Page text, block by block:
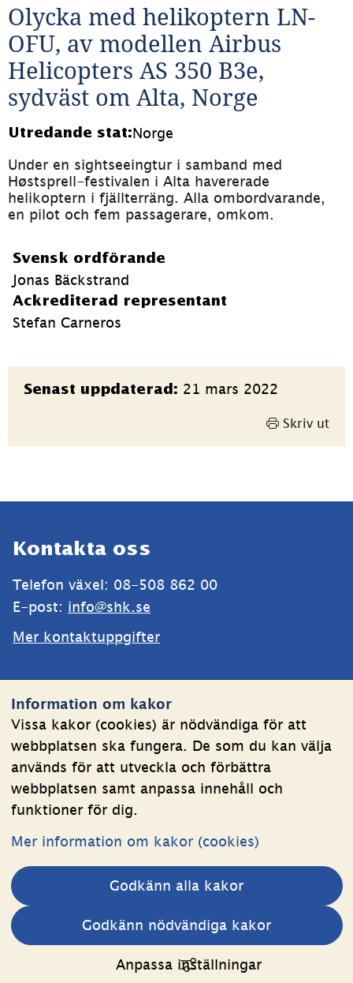
Information om kakor
Vissa kakor (cookies) är nödvändiga för att
webbplatsen ska fungera. De som du kan välja
används för att utveckla och förbättra
webbplatsen samt anpassa innehåll och
funktioner för dig.
Mer information om kakor (cookies)
Godkänn alla kakor
Godkänn nödvändiga kakor
Anpassa inställningar
Olycka med helikoptern LN-
OFU, av modellen Airbus
Helicopters AS 350 B3e,
sydväst om Alta, Norge
Utredande stat:Norge
Under en sightseeingtur i samband med
Høstsprell-festivalen i Alta havererade
helikoptern i fjällterräng. Alla ombordvarande,
en pilot och fem passagerare, omkom.
Svensk ordförande
Jonas Bäckstrand
Ackrediterad representant
Stefan Carneros
Sidinformation
Senast uppdaterad: 21 mars 2022
Skriv ut
Kontakta oss
Telefon växel: 08-508 862 00
E-post: info@shk.se
Mer kontaktuppgifter
Om kakor
Behandling av personuppgifter
Tillgänglighetsredogörelse
Följ oss
LinkedIn
(länk
webbplats,
Andra webbplatser
Länk till annan webbplats.